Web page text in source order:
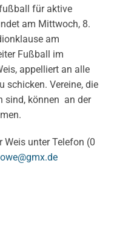
für aktive
am Mittwoch, 8.
am
Fußball im
appelliert an alle
schicken. Vereine, die
sind, können an der
Weis unter Telefon (0